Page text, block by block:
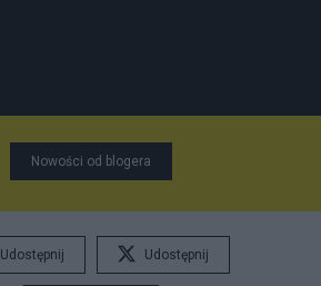
Nowości od blogera
Udostępnij Udostępnij